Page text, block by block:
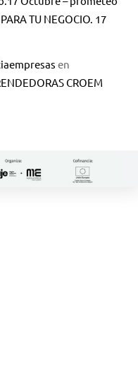
TU NEGOCIO. 17
en
CROEM